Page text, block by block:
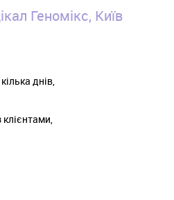
Геномікс, Київ
днів,
клієнтами,